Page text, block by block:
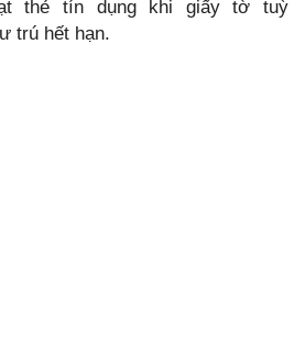
thẻ tín dụng khi giấy tờ tuỳ
trú hết hạn.